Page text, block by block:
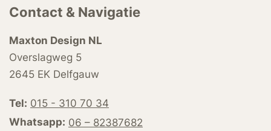
Contact & Navigatie
Maxton Design NL
Overslagweg 5
2645 EK Delfgauw
Tel: 015 - 310 70 34
Whatsapp: 06 – 82387682